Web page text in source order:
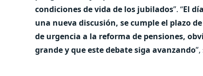
condiciones de vida de los jubilados”. “El
una nueva discusión, se cumple el plazo
de urgencia a la reforma de pensiones,
grande y que este debate siga avanzando